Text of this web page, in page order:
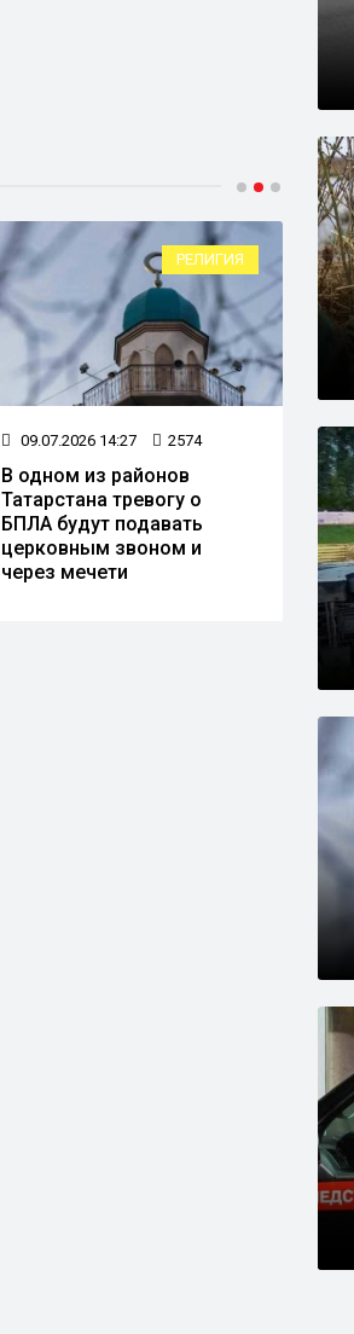
РЕЛИГИЯ
09.07.2026 14:27 2574
В одном из районов
Татарстана тревогу о
БПЛА будут подавать
церковным звоном и
через мечети